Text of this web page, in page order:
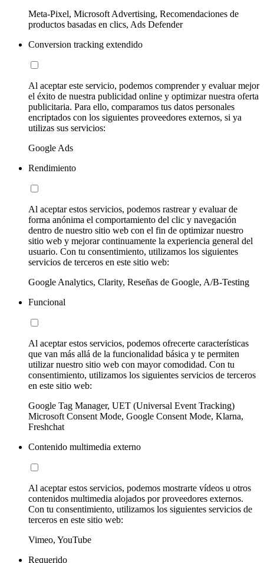
Meta-Pixel, Microsoft Advertising, Recomendaciones de
productos basadas en clics, Ads Defender
Conversion tracking extendido
Al aceptar este servicio, podemos comprender y evaluar mejor
el éxito de nuestra publicidad online y optimizar nuestra oferta
publicitaria. Para ello, comparamos tus datos personales
encriptados con los siguientes proveedores externos, si ya
utilizas sus servicios:
Google Ads
Rendimiento
Al aceptar estos servicios, podemos rastrear y evaluar de
forma anónima el comportamiento del clic y navegación
dentro de nuestro sitio web con el fin de optimizar nuestro
sitio web y mejorar continuamente la experiencia general del
usuario. Con tu consentimiento, utilizamos los siguientes
servicios de terceros en este sitio web:
Google Analytics, Clarity, Reseñas de Google, A/B-Testing
Funcional
Al aceptar estos servicios, podemos ofrecerte características
que van más allá de la funcionalidad básica y te permiten
utilizar nuestro sitio web con mayor comodidad. Con tu
consentimiento, utilizamos los siguientes servicios de terceros
en este sitio web:
Google Tag Manager, UET (Universal Event Tracking)
Microsoft Consent Mode, Google Consent Mode, Klarna,
Freshchat
Contenido multimedia externo
Al aceptar estos servicios, podemos mostrarte vídeos u otros
contenidos multimedia alojados por proveedores externos.
Con tu consentimiento, utilizamos los siguientes servicios de
terceros en este sitio web:
Vimeo, YouTube
Requerido